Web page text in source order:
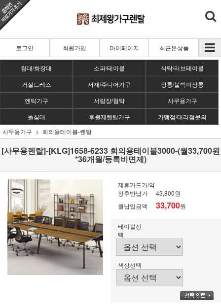
로그인 회원가입 마이페이지 최근본상품
침대/화장대 소파/테이블
식탁/러브테이블
거실드레스
서재/주니어가구
장롱/붙박이장롱
엔틱가구
서랍장/협탁
사무용가구
돌침대
후불제렌탈가구
가맹점/대리점문의
사무용가구
회의용테이블-렌탈
[사무용렌탈]-[KLG]1658-6233 회의용테이블3000-(월33,700원
*36개월/등록비면제)
제휴카드가/약
정후반납가
43,800원
월납입금액
33,700원
테이블선
택
색상선택